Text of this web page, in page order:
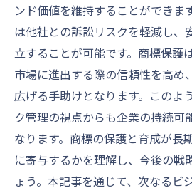
ンド価値を維持することができま
は他社との訴訟リスクを軽減し、
立することが可能です。商標保護
市場に進出する際の信頼性を高め
広げる手助けとなります。このよ
ク管理の視点からも企業の持続可
なります。商標の保護と育成が長
に寄与するかを理解し、今後の戦
ょう。本記事を通じて、次なるビ